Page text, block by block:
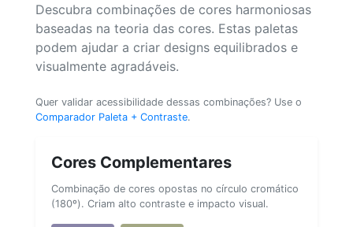
Descubra combinações de cores harmoniosas
baseadas na teoria das cores. Estas paletas
podem ajudar a criar designs equilibrados e
visualmente agradáveis.
Quer validar acessibilidade dessas combinações? Use o
Comparador Paleta + Contraste.
Cores Complementares
Combinação de cores opostas no círculo cromático
(180º). Criam alto contraste e impacto visual.